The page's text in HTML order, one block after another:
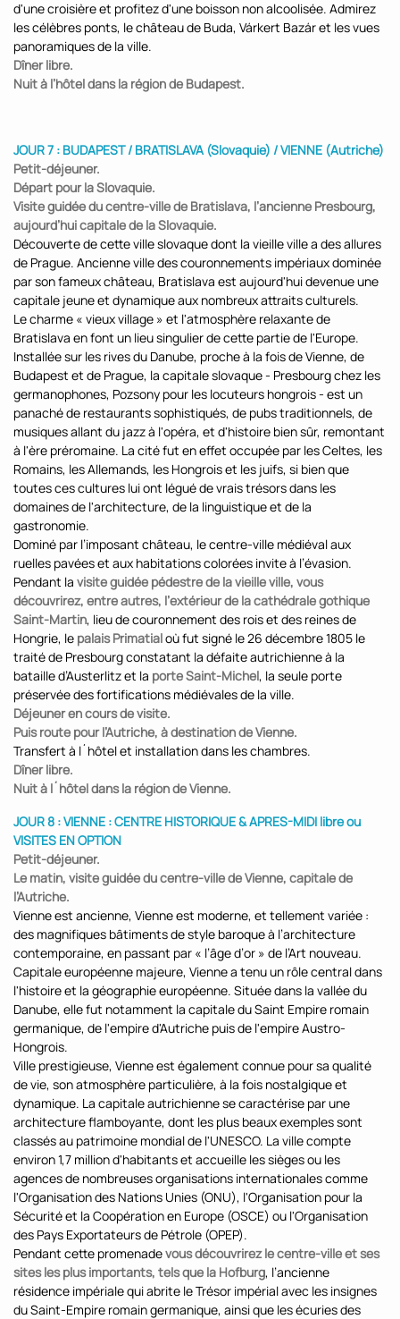
d'une croisière et profitez d'une boisson non alcoolisée. Admirez
les célèbres ponts, le château de Buda, Várkert Bazár et les vues
panoramiques de la ville.
Dîner libre.
Nuit à l’hôtel dans la région de Budapest.
JOUR 7 : BUDAPEST / BRATISLAVA (Slovaquie) / VIENNE (Autriche)
Petit-déjeuner.
Départ pour la Slovaquie.
Visite guidée du centre-ville de Bratislava, l’ancienne Presbourg,
aujourd’hui capitale de la Slovaquie.
Découverte de cette ville slovaque dont la vieille ville a des allures
de Prague. Ancienne ville des couronnements impériaux dominée
par son fameux château, Bratislava est aujourd'hui devenue une
capitale jeune et dynamique aux nombreux attraits culturels.
Le charme « vieux village » et l'atmosphère relaxante de
Bratislava en font un lieu singulier de cette partie de l'Europe.
Installée sur les rives du Danube, proche à la fois de Vienne, de
Budapest et de Prague, la capitale slovaque - Presbourg chez les
germanophones, Pozsony pour les locuteurs hongrois - est un
panaché de restaurants sophistiqués, de pubs traditionnels, de
musiques allant du jazz à l'opéra, et d'histoire bien sûr, remontant
à l'ère préromaine. La cité fut en effet occupée par les Celtes, les
Romains, les Allemands, les Hongrois et les juifs, si bien que
toutes ces cultures lui ont légué de vrais trésors dans les
domaines de l'architecture, de la linguistique et de la
gastronomie.
Dominé par l’imposant château, le centre-ville médiéval aux
ruelles pavées et aux habitations colorées invite à l’évasion.
Pendant la visite guidée pédestre de la vieille ville, vous
découvrirez, entre autres, l’extérieur de la cathédrale gothique
Saint-Martin, lieu de couronnement des rois et des reines de
Hongrie, le palais Primatialoù fut signé le 26 décembre 1805 le
traité de Presbourg constatant la défaite autrichienne à la
bataille d’Austerlitz et la porte Saint-Michel, la seule porte
préservée des fortifications médiévales de la ville.
Déjeuner en cours de visite.
Puis route pour l’Autriche, à destination de Vienne.
Transfert à l´hôtel et installation dans les chambres.
Dîner libre.
Nuit à l´hôtel dans la région de Vienne.
JOUR 8 : VIENNE : CENTRE HISTORIQUE & APRES-MIDI libre ou
VISITES EN OPTION
Petit-déjeuner.
Le matin, visite guidée du centre-ville de Vienne, capitale de
l’Autriche.
Vienne est ancienne, Vienne est moderne, et tellement variée :
des magnifiques bâtiments de style baroque à l’architecture
contemporaine, en passant par « l’âge d’or » de l’Art nouveau.
Capitale européenne majeure, Vienne a tenu un rôle central dans
l'histoire et la géographie européenne. Située dans la vallée du
Danube, elle fut notamment la capitale du Saint Empire romain
germanique, de l'empire d'Autriche puis de l'empire Austro-
Hongrois.
Ville prestigieuse, Vienne est également connue pour sa qualité
de vie, son atmosphère particulière, à la fois nostalgique et
dynamique. La capitale autrichienne se caractérise par une
architecture flamboyante, dont les plus beaux exemples sont
classés au patrimoine mondial de l'UNESCO. La ville compte
environ 1,7 million d'habitants et accueille les sièges ou les
agences de nombreuses organisations internationales comme
l'Organisation des Nations Unies (ONU), l'Organisation pour la
Sécurité et la Coopération en Europe (OSCE) ou l'Organisation
des Pays Exportateurs de Pétrole (OPEP).
Pendant cette promenadevous découvrirez le centre-ville et ses
sites les plus importants, tels que la Hofburg, l’ancienne
résidence impériale qui abrite le Trésor impérial avec les insignes
du Saint-Empire romain germanique, ainsi que les écuries des